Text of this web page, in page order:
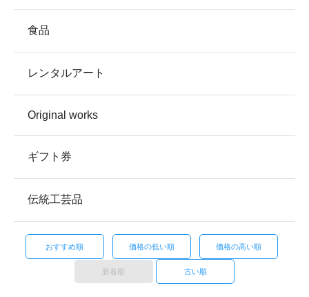
食品
レンタルアート
Original works
ギフト券
伝統工芸品
おすすめ順 価格の低い順 価格の高い順
新着順 古い順